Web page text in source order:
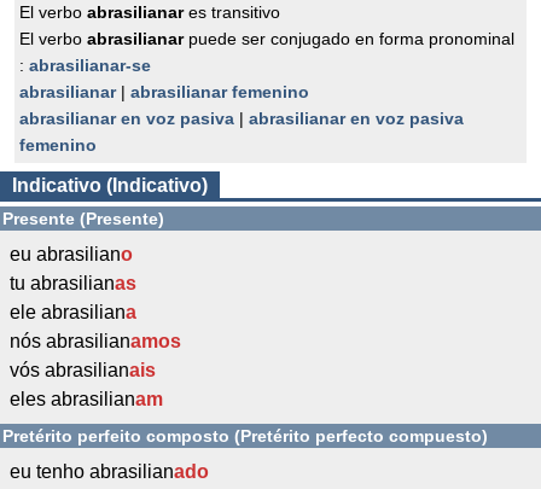
El verbo abrasilianares transitivo
El verbo abrasilianarpuede ser conjugado en forma pronominal
: abrasilianar-se
abrasilianar| abrasilianar femenino
abrasilianar en voz pasiva | abrasilianar en voz pasiva
femenino
Indicativo (Indicativo)
Presente (Presente)
eu abrasiliano
tu abrasilianas
ele abrasiliana
nós abrasilianamos
vós abrasilianais
eles abrasilianam
Pretérito perfeito composto (Pretérito perfecto compuesto)
eu tenho abrasilianado